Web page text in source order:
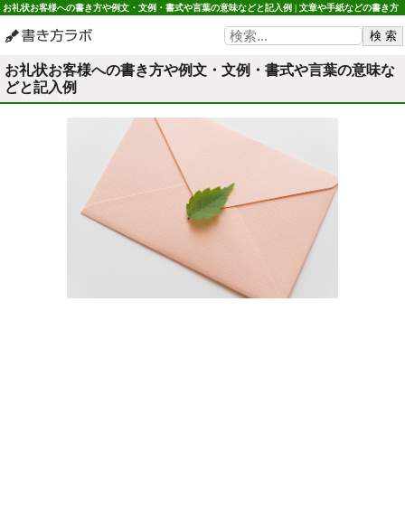
お礼状お客様への書き方や例文・文例・書式や言葉の意味などと記入例 | 文章や手紙などの書き
お礼状お客様への書き方や例文・文例・書式や言葉の意味な
どと記入例